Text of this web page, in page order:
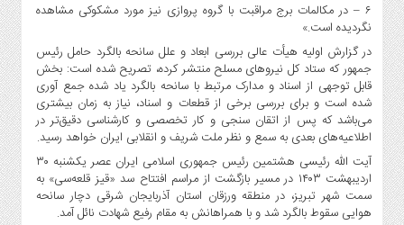
روز
گوناگون
۶ – در مکالمات برج مراقبت با گروه پروازی نیز مورد مشکوکی مشاهده
نگردیده است.»
در گزارش اولیه هیأت عالی بررسی ابعاد و علل سانحه بالگرد حامل رئیس
جمهور که ستاد کل نیروهای مسلح منتشر کرده، تصریح شده است: بخش
قابل توجهی از اسناد و مدارک مرتبط با سانحه بالگرد یاد شده جمع آوری
شده است و برای بررسی برخی از قطعات و اسناد، نیاز به زمان بیشتری
می‌باشد که پس از اتقان سنجی و کار تخصصی و کارشناسی دقیق‌تر در
اطلاعیه‌های بعدی به سمع و نظر ملت شریف و انقلابی ایران خواهد رسید.
آیت الله رئیسی هشتمین رئیس جمهوری اسلامی ایران عصر یکشنبه ۳۰
اردیبهشت
در مسیر بازگشت از مراسم افتتاح سد «قیز قلعه‌سی» به
سمت شهر تبریز، در منطقه ورزقان استان آذربایجان شرقی دچار سانحه
هوایی سقوط بالگرد شد و با همراهانش به مقام رفیع شهادت نائل آمد.